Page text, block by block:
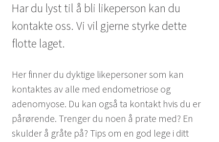
Har du lyst til å bli likeperson kan du
kontakte oss. Vi vil gjerne styrke dette
flotte laget.
Her finner du dyktige likepersoner som kan
kontaktes av alle med endometriose og
adenomyose. Du kan også ta kontakt hvis du er
pårørende. Trenger du noen å prate med? En
skulder å gråte på? Tips om en god lege i ditt